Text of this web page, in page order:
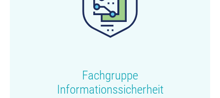
Fachgruppe
Informationssicherheit